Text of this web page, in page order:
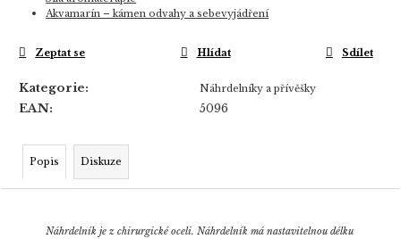
Akvamarín – kámen odvahy a sebevyjádření
Kategorie: Náhrdelníky a přívěšky
EAN: 5096
Zeptat se Hlídat Sdílet
Popis Diskuze
Náhrdelník je z chirurgické oceli. Náhrdelník má nastavitelnou délku